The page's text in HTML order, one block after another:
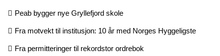
Peab bygger nye Gryllefjord skole
Fra motvekt til institusjon: 10 år med Norges Hyggeligste
Fra permitteringer til rekordstor ordrebok